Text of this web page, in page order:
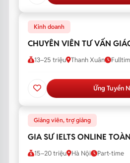
Kinh doanh
CHUYÊN VIÊN TƯ VẤN
13–25 triệu Thanh Xuân
Ứng Tuyển
Giảng viên, trợ giảng
GIA SƯ IELTS ONLINE
15–20 triệu Hà Nội Part-time